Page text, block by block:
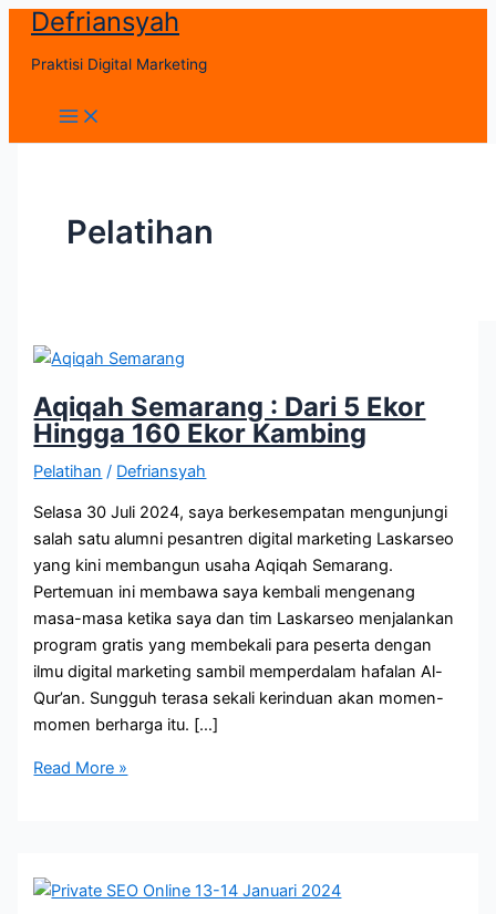
Skip
content
Defriansyah
Praktisi Digital Marketing
Main
Menu
Pelatihan
Aqiqah Semarang : Dari 5 Ekor
Hingga 160 Ekor Kambing
Pelatihan / Defriansyah
Selasa 30 Juli 2024, saya berkesempatan mengunjungi
salah satu alumni pesantren digital marketing Laskarseo
yang kini membangun usaha Aqiqah Semarang.
Pertemuan ini membawa saya kembali mengenang
masa-masa ketika saya dan tim Laskarseo menjalankan
program gratis yang membekali para peserta dengan
ilmu digital marketing sambil memperdalam hafalan Al-
Qur’an. Sungguh terasa sekali kerinduan akan momen-
momen berharga itu. […]
Aqiqah
5
Ekor
Read More »